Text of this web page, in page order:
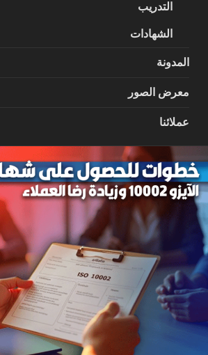
التدريب
الشهادات
المدونة
معرض الصور
عملائنا